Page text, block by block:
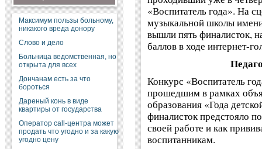
Максимум пользы больному,
никакого вреда донору
Слово и дело
Больница ведомственная, но
открыта для всех
Дончанам есть за что
бороться
Дареный конь в виде
квартиры от государства
Оператор call-центра может
продать что угодно и за какую
угодно цену
«Воспитатель года». На
музыкальной школы
вышли пять финалисток,
баллов в ходе интернет-
Конкурс «Воспитатель
прошедшим в рамках
образования «Года
финалисток предстояло
своей работе и как
воспитанникам.